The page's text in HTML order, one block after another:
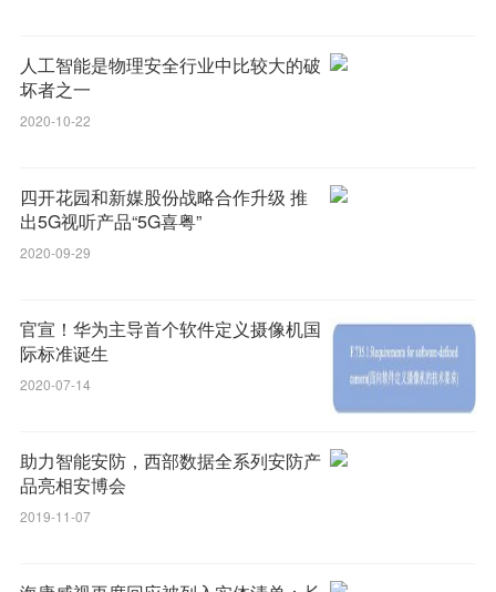
人工智能是物理安全行业中比较大的破
坏者之一
2020-10-22
四开花园和新媒股份战略合作升级 推
出5G视听产品“5G喜粤”
2020-09-29
官宣！华为主导首个软件定义摄像机国
际标准诞生
2020-07-14
助力智能安防，西部数据全系列安防产
品亮相安博会
2019-11-07